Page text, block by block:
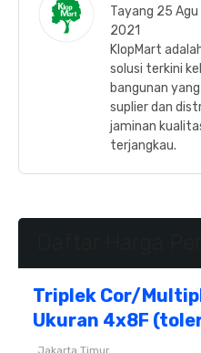
Tayang 25
2021
KlopMart
solusi terkini
bangunan
suplier dan
jaminan
terjangkau.
Triplek Cor/
Ukuran 4x8F